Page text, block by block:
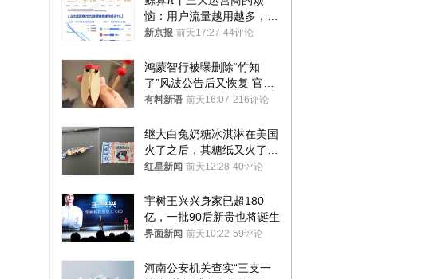
恼：用户流量越用越多，收
入却越来越少
新京报 前天17:27 44评论
鸿蒙智行被曝删除“竹知
了”风波公告后又恢复 官媒
曾力挺：劝华为要大度的，
有料新语 前天16:07 216评论
继大白兔奶糖冰淇淋在美国
火了之后，其糖纸又火了！
海外博主盛赞：平面设计经
红星新闻 前天12:28 40评论
宇树王兴兴身家已超180
亿，一批90后新贵也将诞生
界面新闻 前天10:22 59评论
河南公安机关查实“三支一